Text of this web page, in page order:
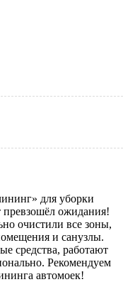
для уборки
превзошёл ожидания!
очистили все зоны,
и санузлы.
средства, работают
Рекомендуем
автомоек!